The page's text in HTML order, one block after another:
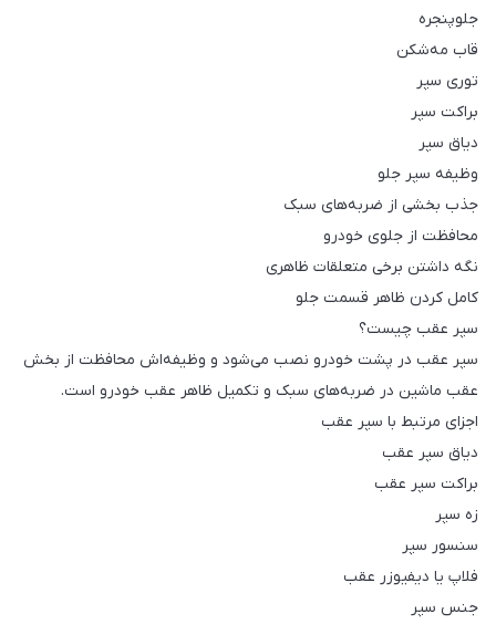
جلوپنجره
قاب مه‌شکن
توری سپر
براکت سپر
دیاق سپر
وظیفه سپر جلو
جذب بخشی از ضربه‌های سبک
محافظت از جلوی خودرو
نگه داشتن برخی متعلقات ظاهری
کامل کردن ظاهر قسمت جلو
سپر عقب چیست؟
سپر عقب در پشت خودرو نصب می‌شود و وظیفه‌اش محافظت از بخش
عقب ماشین در ضربه‌های سبک و تکمیل ظاهر عقب خودرو است.
اجزای مرتبط با سپر عقب
دیاق سپر عقب
براکت سپر عقب
زه سپر
سنسور سپر
فلاپ یا دیفیوزر عقب
جنس سپر